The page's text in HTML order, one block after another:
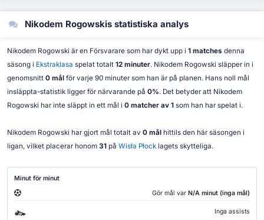
Nikodem Rogowskis statistiska analys
Nikodem Rogowski är en Försvarare som har dykt upp i 1 matches denna
säsong i Ekstraklasa spelat totalt 12 minuter. Nikodem Rogowski släpper in i
genomsnitt 0 mål för varje 90 minuter som han är på planen. Hans noll mål
insläppta-statistik ligger för närvarande på 0%. Det betyder att Nikodem
Rogowski har inte släppt in ett mål i 0 matcher av 1som han har spelat i.
Nikodem Rogowski har gjort mål totalt av 0 mål hittils den här säsongen i
ligan, vilket placerar honom 31på Wisła Płocklagets skytteliga.
Minut för minut
Gör mål var N/A minut (inga mål)
Inga assists